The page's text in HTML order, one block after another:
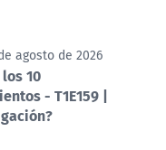
agosto de 2026
10
- T1E159 |